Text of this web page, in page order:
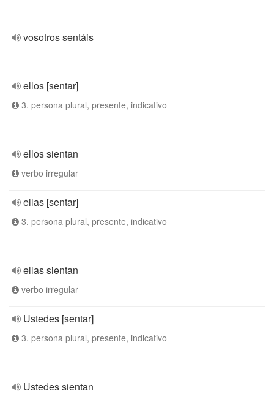
vosotros sentáis
ellos [sentar]
3. persona plural, presente, indicativo
ellos sientan
verbo irregular
ellas [sentar]
3. persona plural, presente, indicativo
ellas sientan
verbo irregular
Ustedes [sentar]
3. persona plural, presente, indicativo
Ustedes sientan